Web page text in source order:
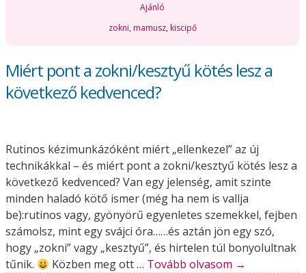
Ajánló
zokni, mamusz, kiscipő
Miért pont a zokni/kesztyű kötés lesz a
következő kedvenced?
Rutinos kézimunkázóként miért „ellenkezel” az új
technikákkal – és miért pont a zokni/kesztyű kötés lesz a
következő kedvenced? Van egy jelenség, amit szinte
minden haladó kötő ismer (még ha nem is vallja
be):rutinos vagy, gyönyörű egyenletes szemekkel, fejben
számolsz, mint egy svájci óra……és aztán jön egy szó,
hogy „zokni” vagy „kesztyű”, és hirtelen túl bonyolultnak
tűnik.
Közben meg ott … Tovább olvasom →